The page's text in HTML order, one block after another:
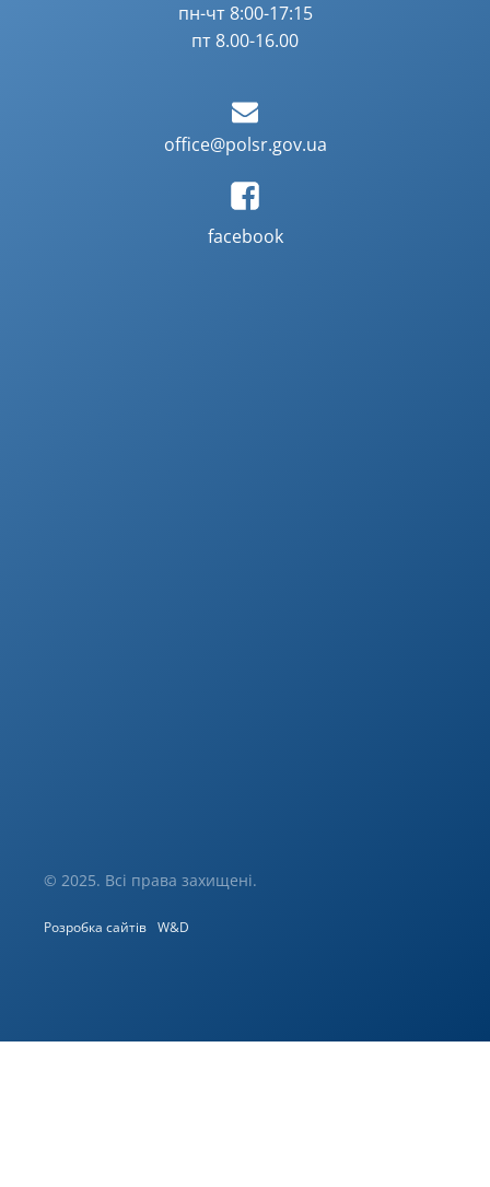
пн-чт 8:00-17:15
пт 8.00-16.00
office@polsr.gov.ua
facebook
© 2025. Всі права захищені.
Розробка сайтів W&D